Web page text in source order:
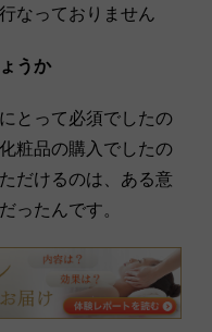
なっておりません
うか
とって必須でしたの
粧品の購入でしたの
だけるのは、ある意
ったんです。